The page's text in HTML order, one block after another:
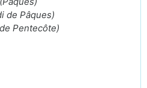
de Pâques)
Pentecôte)